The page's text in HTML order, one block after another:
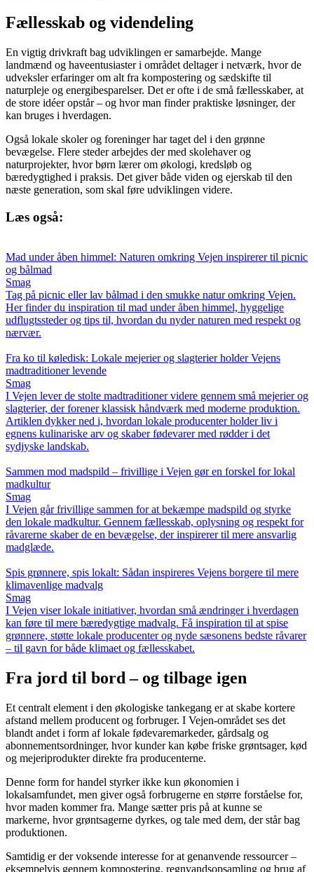
Fællesskab og videndeling
En vigtig drivkraft bag udviklingen er samarbejde. Mange
landmænd og haveentusiaster i området deltager i netværk, hvor de
udveksler erfaringer om alt fra kompostering og sædskifte til
naturpleje og energibesparelser. Det er ofte i de små fællesskaber, at
de store idéer opstår – og hvor man finder praktiske løsninger, der
kan bruges i hverdagen.
Også lokale skoler og foreninger har taget del i den grønne
bevægelse. Flere steder arbejdes der med skolehaver og
naturprojekter, hvor børn lærer om økologi, kredsløb og
bæredygtighed i praksis. Det giver både viden og ejerskab til den
næste generation, som skal føre udviklingen videre.
Læs også:
Mad under åben himmel: Naturen omkring Vejen inspirerer til picnic
og bålmad
Smag
Tag på picnic eller lav bålmad i den smukke natur omkring Vejen.
Her finder du inspiration til mad under åben himmel, hyggelige
udflugtssteder og tips til, hvordan du nyder naturen med respekt og
nærvær.
Fra ko til køledisk: Lokale mejerier og slagterier holder Vejens
madtraditioner levende
Smag
I Vejen lever de stolte madtraditioner videre gennem små mejerier og
slagterier, der forener klassisk håndværk med moderne produktion.
Artiklen dykker ned i, hvordan lokale producenter holder liv i
egnens kulinariske arv og skaber fødevarer med rødder i det
sydjyske landskab.
Sammen mod madspild – frivillige i Vejen gør en forskel for lokal
madkultur
Smag
I Vejen går frivillige sammen for at bekæmpe madspild og styrke
den lokale madkultur. Gennem fællesskab, oplysning og respekt for
råvarerne skaber de en bevægelse, der inspirerer til mere ansvarlig
madglæde.
Spis grønnere, spis lokalt: Sådan inspireres Vejens borgere til mere
klimavenlige madvalg
Smag
I Vejen viser lokale initiativer, hvordan små ændringer i hverdagen
kan føre til mere bæredygtige madvalg. Få inspiration til at spise
grønnere, støtte lokale producenter og nyde sæsonens bedste råvarer
– til gavn for både klimaet og fællesskabet.
Fra jord til bord – og tilbage igen
Et centralt element i den økologiske tankegang er at skabe kortere
afstand mellem producent og forbruger. I Vejen-området ses det
blandt andet i form af lokale fødevaremarkeder, gårdsalg og
abonnementsordninger, hvor kunder kan købe friske grøntsager, kød
og mejeriprodukter direkte fra producenterne.
Denne form for handel styrker ikke kun økonomien i
lokalsamfundet, men giver også forbrugerne en større forståelse for,
hvor maden kommer fra. Mange sætter pris på at kunne se
markerne, hvor grøntsagerne dyrkes, og tale med dem, der står bag
produktionen.
Samtidig er der voksende interesse for at genanvende ressourcer –
eksempelvis gennem kompostering, regnvandsopsamling og brug af